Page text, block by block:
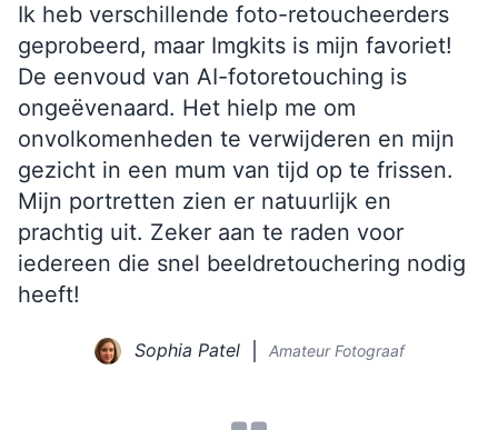
Ik heb verschillende foto-retoucheerders
geprobeerd, maar Imgkits is mijn favoriet!
De eenvoud van AI-fotoretouching is
ongeëvenaard. Het hielp me om
onvolkomenheden te verwijderen en mijn
gezicht in een mum van tijd op te frissen.
Mijn portretten zien er natuurlijk en
prachtig uit. Zeker aan te raden voor
iedereen die snel beeldretouchering nodig
heeft!
Sophia Patel Amateur Fotograaf